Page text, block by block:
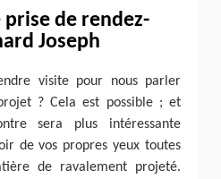
prise de rendez-
Joseph
visite pour nous parler
? Cela est possible ; et
sera plus intéressante
de vos propres yeux toutes
de ravalement projeté.